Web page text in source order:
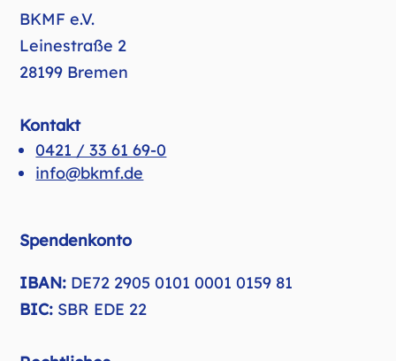
BKMF e.V.
Leinestraße 2
28199 Bremen
Kontakt
0421 / 33 61 69-0
info@bkmf.de
Spendenkonto
IBAN: DE72 2905 0101 0001 0159 81
BIC: SBR EDE 22